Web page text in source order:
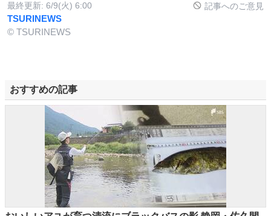
最終更新: 6/9(火) 6:00 記事へのご意見
TSURINEWS
© TSURINEWS
おすすめの記事